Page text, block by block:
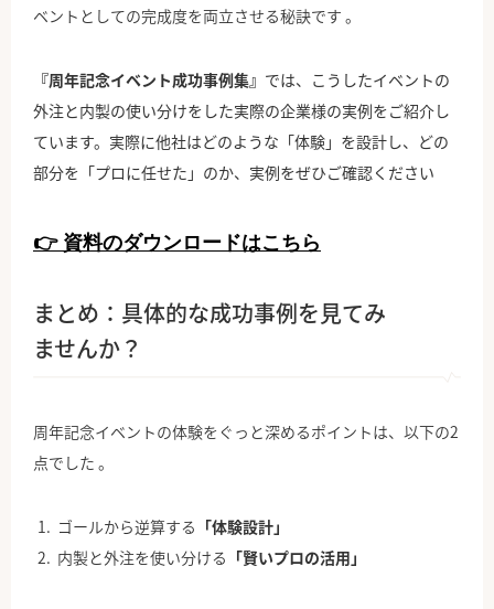
ベントとしての完成度を両立させる秘訣です 。
『周年記念イベント成功事例集』 では、こうしたイベントの
外注と内製の使い分けをした実際の企業様の実例をご紹介し
ています。実際に他社はどのような「体験」を設計し、どの
部分を「プロに任せた」のか、実例をぜひご確認ください
👉 資料のダウンロードはこちら
まとめ：具体的な成功事例を見てみ
ませんか？
周年記念イベントの体験をぐっと深めるポイントは、以下の2
点でした 。
ゴールから逆算する 「体験設計」
内製と外注を使い分ける 「賢いプロの活用」